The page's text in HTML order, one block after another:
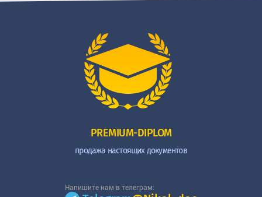
PREMIUM-DIPLOM
продажа настоящих документов
Напишите нам в телеграм: